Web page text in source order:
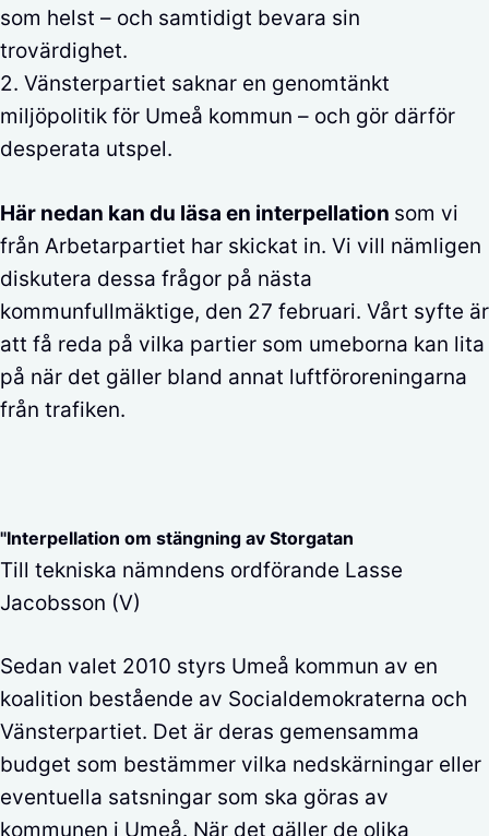
som helst – och samtidigt bevara sin
trovärdighet.
2. Vänsterpartiet saknar en genomtänkt
miljöpolitik för Umeå kommun – och gör därför
desperata utspel.
Här nedan kan du läsa en interpellation som vi
från Arbetarpartiet har skickat in. Vi vill nämligen
diskutera dessa frågor på nästa
kommunfullmäktige, den 27 februari. Vårt syfte är
att få reda på vilka partier som umeborna kan lita
på när det gäller bland annat luftföroreningarna
från trafiken.
"Interpellation om stängning av Storgatan
Till tekniska nämndens ordförande Lasse
Jacobsson (V)
Sedan valet 2010 styrs Umeå kommun av en
koalition bestående av Socialdemokraterna och
Vänsterpartiet. Det är deras gemensamma
budget som bestämmer vilka nedskärningar eller
eventuella satsningar som ska göras av
kommunen i Umeå. När det gäller de olika